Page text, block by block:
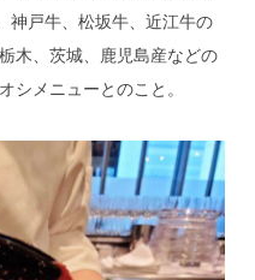
神戸牛、松坂牛、近江牛の
木、茨城、鹿児島産などの
シメニューとのこと。